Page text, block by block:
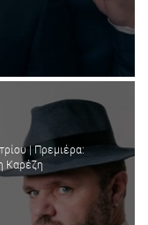
| Πρεμιέρα:
Καρέζη